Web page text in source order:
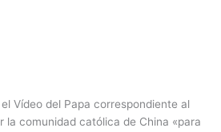
Vídeo del Papa correspondiente al
la comunidad católica de China «para